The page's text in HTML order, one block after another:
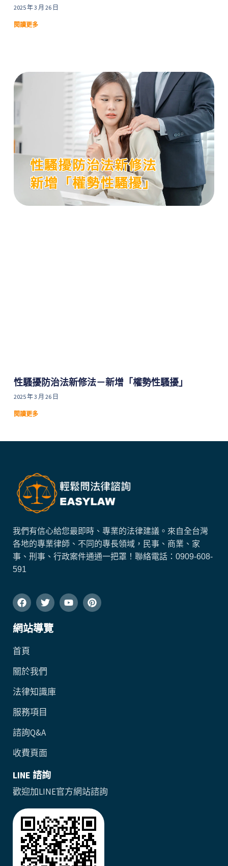
2025 年 3 月 26 日
閱讀更多
性騷擾防治法新修法－新增「權勢性騷擾」
2025 年 3 月 26 日
閱讀更多
我們有信心給您最即時、專業的法律建議。來自全台灣
各地的專業律師、不同的專長領域，民事、商業、家
事、刑事、行政案件通通一把罩！ 聯絡電話： 0909-608-
591
網站導覽
首頁
關於我們
法律知識庫
服務項目
諮詢Q&A
收費頁面
LINE 諮詢
歡迎加LINE官方網站諮詢